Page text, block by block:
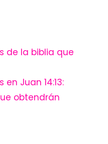
de la biblia que
Juan 14:13:
obtendrán